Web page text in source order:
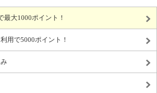
最大1000ポイント！
用で5000ポイント！